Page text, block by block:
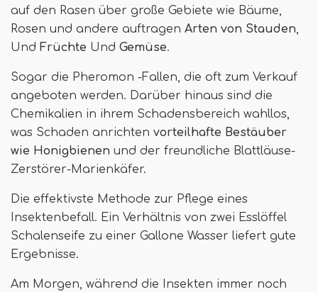
auf den Rasen über große Gebiete wie Bäume,
Rosen und andere auftragen Arten von Stauden,
Und Früchte Und Gemüse.
Sogar die Pheromon -Fallen, die oft zum Verkauf
angeboten werden. Darüber hinaus sind die
Chemikalien in ihrem Schadensbereich wahllos,
was Schaden anrichten vorteilhafte Bestäuber
wie Honigbienen und der freundliche Blattläuse-
Zerstörer-Marienkäfer.
Die effektivste Methode zur Pflege eines
Insektenbefall. Ein Verhältnis von zwei Esslöffel
Schalenseife zu einer Gallone Wasser liefert gute
Ergebnisse.
Am Morgen, während die Insekten immer noch